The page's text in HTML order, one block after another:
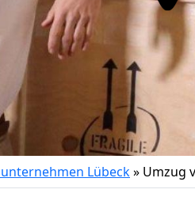
Lübeck» Umzug